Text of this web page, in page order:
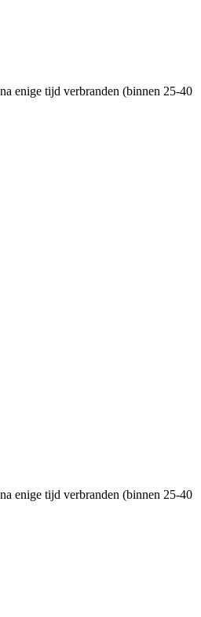
enige tijd verbranden (binnen 25-40
enige tijd verbranden (binnen 25-40